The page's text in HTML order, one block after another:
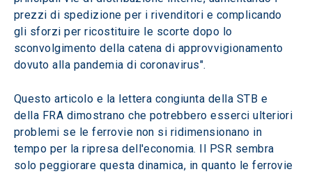
prezzi di spedizione per i rivenditori e complicando
gli sforzi per ricostituire le scorte dopo lo
sconvolgimento della catena di approvvigionamento
dovuto alla pandemia di coronavirus".
Questo articolo e la lettera congiunta della STB e
della FRA dimostrano che potrebbero esserci ulteriori
problemi se le ferrovie non si ridimensionano in
tempo per la ripresa dell'economia. Il PSR sembra
solo peggiorare questa dinamica, in quanto le ferrovie